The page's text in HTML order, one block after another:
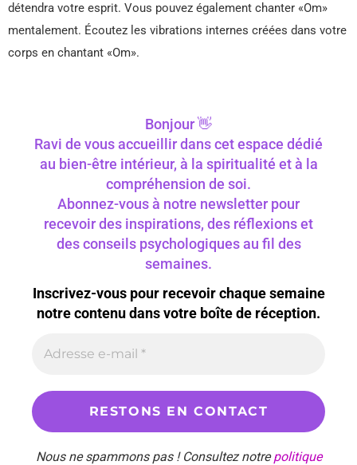
détendra votre esprit. Vous pouvez également chanter «Om»
mentalement. Écoutez les vibrations internes créées dans votre
corps en chantant «Om».
Bonjour 👋
Ravi de vous accueillir dans cet espace dédié
au bien-être intérieur, à la spiritualité et à la
compréhension de soi.
Abonnez-vous à notre newsletter pour
recevoir des inspirations, des réflexions et
des conseils psychologiques au fil des
semaines.
Inscrivez-vous pour recevoir chaque semaine
notre contenu dans votre boîte de réception.
Nous ne spammons pas ! Consultez notrepolitique